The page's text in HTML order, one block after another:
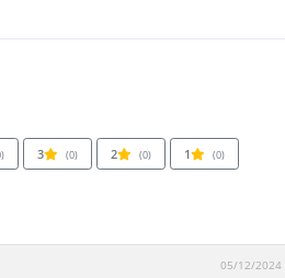
3 (0) 2 (0) 1 (0)
05/12/2024